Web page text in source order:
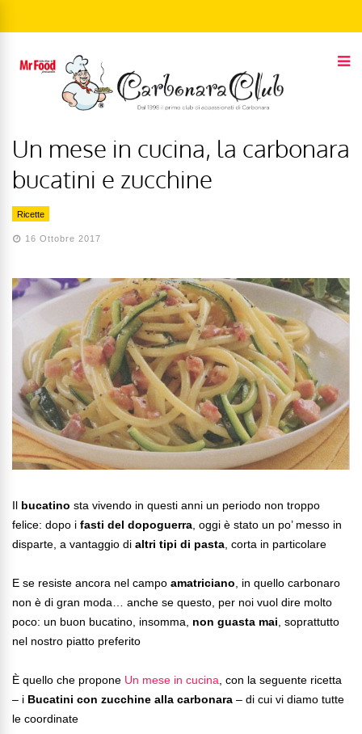
Un mese in cucina, la carbonara
bucatini e zucchine
Ricette
16 Ottobre 2017
Il bucatino sta vivendo in questi anni un periodo non troppo
felice: dopo i fasti del dopoguerra , oggi è stato un po’ messo in
disparte, a vantaggio di altri tipi di pasta , corta in particolare
E se resiste ancora nel campo amatriciano , in quello carbonaro
non è di gran moda… anche se questo, per noi vuol dire molto
poco: un buon bucatino, insomma, non guasta mai , soprattutto
nel nostro piatto preferito
È quello che propone Un mese in cucina , con la seguente ricetta
– i Bucatini con zucchine alla carbonara – di cui vi diamo tutte
le coordinate